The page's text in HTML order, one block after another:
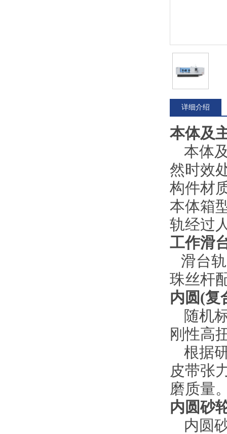
详细介绍
本体及
本体
然时效
构件材
本体箱
轨经过
工作滑
滑台
珠丝杆
内圆(复
随机
刚性高
根据
皮带张
磨质量
内圆砂
内圆